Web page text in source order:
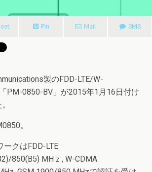
Pin Mail SMS
製のFDD-LTE/W-
PM-0850-BV」が2015年1月16日付け
。
クはFDD-LTE
850(B5) MHｚ, W-CDMA